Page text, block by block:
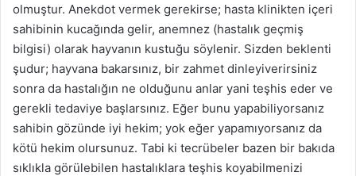
olmuştur. Anekdot vermek gerekirse; hasta klinikten içeri
sahibinin kucağında gelir, anemnez (hastalık geçmiş
bilgisi) olarak hayvanın kustuğu söylenir. Sizden beklenti
şudur; hayvana bakarsınız, bir zahmet dinleyiverirsiniz
sonra da hastalığın ne olduğunu anlar yani teşhis eder ve
gerekli tedaviye başlarsınız. Eğer bunu yapabiliyorsanız
sahibin gözünde iyi hekim; yok eğer yapamıyorsanız da
kötü hekim olursunuz. Tabi ki tecrübeler bazen bir bakıda
sıklıkla görülebilen hastalıklara teşhis koyabilmenizi